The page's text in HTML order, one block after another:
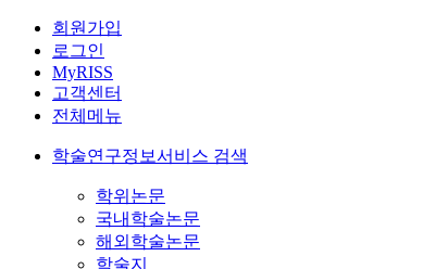
회원가입
로그인
MyRISS
고객센터
전체메뉴
학술연구정보서비스 검색
학위논문
국내학술논문
해외학술논문
학술지